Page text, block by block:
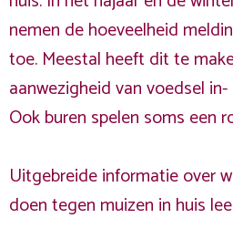
nemen de hoeveelheid
toe. Meestal heeft dit te
aanwezigheid van voedsel
Ook buren spelen soms een
Uitgebreide informatie over
doen tegen muizen in huis